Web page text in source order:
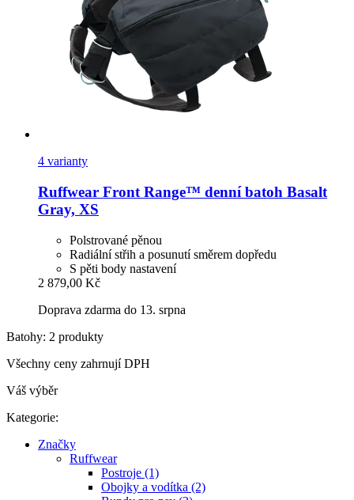
4 varianty
Ruffwear Front Range™ denní batoh Basalt
Gray, XS
Polstrované pěnou
Radiální střih a posunutí směrem dopředu
S pěti body nastavení
2 879,00 Kč
Doprava zdarma do 13. srpna
Batohy: 2 produkty
Všechny ceny zahrnují DPH
Váš výběr
Kategorie:
Značky
Ruffwear
Postroje (1)
Obojky a vodítka (2)